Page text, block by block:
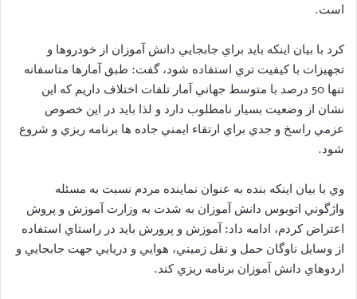
است.
كرد با بيان اينكه بايد براي جابجايي دانش آموزان از خودروها و
تجهيزات با كيفيت تري استفاده شود، گفت: طبق آمارها متاسفانه
تنها 50 درصد با متوسط جهاني آمار تلفات اختلاف داريم كه اين
نشان از وضعيت بسيار نامطلوب دارد و لذا بايد در اين خصوص
عزمي راسخ و جدي براي ارتقاء ايمني جاده ها برنامه ريزي و شروع
شود.
وي با بيان اينكه بنده به عنوان نماينده مردم نسبت به مسئله
واژگوني اتوبوس دانش آموزان به شدت به وزارت آموزش و پروش
اعتراض كردم، ادامه داد: آموزش و پرورش بايد در راستاي استفاده
از وسايل ناوگان حمل و نقل زميني، هوايي و دريايي جهت جابجايي و
اردوهاي دانش آموزان برنامه ريزي كند.